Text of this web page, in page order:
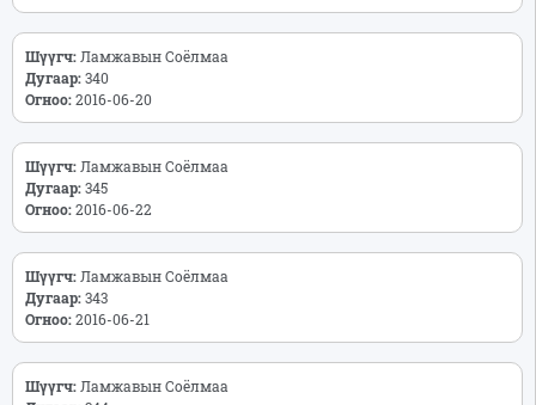
Шүүгч: Ламжавын Соёлмаа
Дугаар:340
Огноо:2016-06-20
Шүүгч: Ламжавын Соёлмаа
Дугаар:345
Огноо:2016-06-22
Шүүгч: Ламжавын Соёлмаа
Дугаар:343
Огноо:2016-06-21
Шүүгч: Ламжавын Соёлмаа